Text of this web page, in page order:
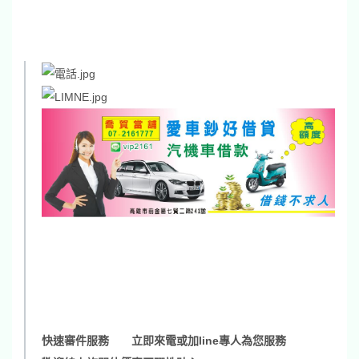
快速審件服務
立即來電或加line專人為您服務